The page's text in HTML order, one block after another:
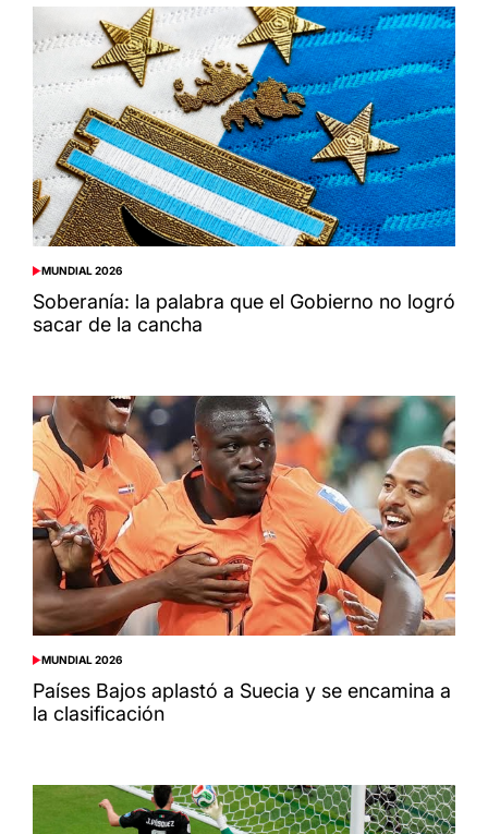
POSTED
IN
MUNDIAL 2026
Soberanía: la palabra que el Gobierno no logró
sacar de la cancha
POSTED
IN
MUNDIAL 2026
Países Bajos aplastó a Suecia y se encamina a
la clasificación